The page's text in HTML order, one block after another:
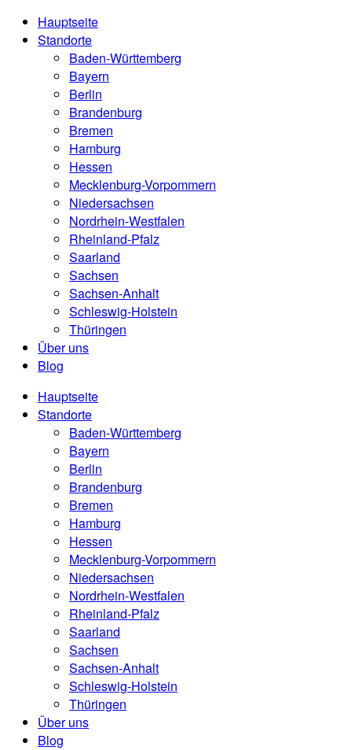
Hauptseite
Standorte
Baden-Württemberg
Bayern
Berlin
Brandenburg
Bremen
Hamburg
Hessen
Mecklenburg-Vorpommern
Niedersachsen
Nordrhein-Westfalen
Rheinland-Pfalz
Saarland
Sachsen
Sachsen-Anhalt
Schleswig-Holstein
Thüringen
Über uns
Blog
Hauptseite
Standorte
Baden-Württemberg
Bayern
Berlin
Brandenburg
Bremen
Hamburg
Hessen
Mecklenburg-Vorpommern
Niedersachsen
Nordrhein-Westfalen
Rheinland-Pfalz
Saarland
Sachsen
Sachsen-Anhalt
Schleswig-Holstein
Thüringen
Über uns
Blog